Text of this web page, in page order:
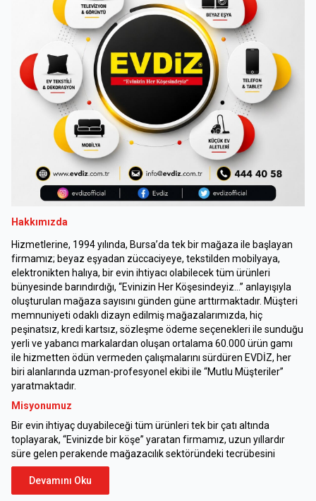
Hakkımızda
Hizmetlerine, 1994 yılında, Bursa’da tek bir mağaza ile başlayan
firmamız; beyaz eşyadan züccaciyeye, tekstilden mobilyaya,
elektronikten halıya, bir evin ihtiyacı olabilecek tüm ürünleri
bünyesinde barındırdığı, “Evinizin Her Köşesindeyiz…” anlayışıyla
oluşturulan mağaza sayısını günden güne arttırmaktadır. Müşteri
memnuniyeti odaklı dizayn edilmiş mağazalarımızda, hiç
peşinatsız, kredi kartsız, sözleşme ödeme seçenekleri ile sunduğu
yerli ve yabancı markalardan oluşan ortalama 60.000 ürün gamı
ile hizmetten ödün vermeden çalışmalarını sürdüren EVDİZ, her
biri alanlarında uzman-profesyonel ekibi ile “Mutlu Müşteriler”
yaratmaktadır.
Misyonumuz
Bir evin ihtiyaç duyabileceği tüm ürünleri tek bir çatı altında
toplayarak, “Evinizde bir köşe” yaratan firmamız, uzun yıllardır
süre gelen perakende mağazacılık sektöründeki tecrübesini
Devamını Oku